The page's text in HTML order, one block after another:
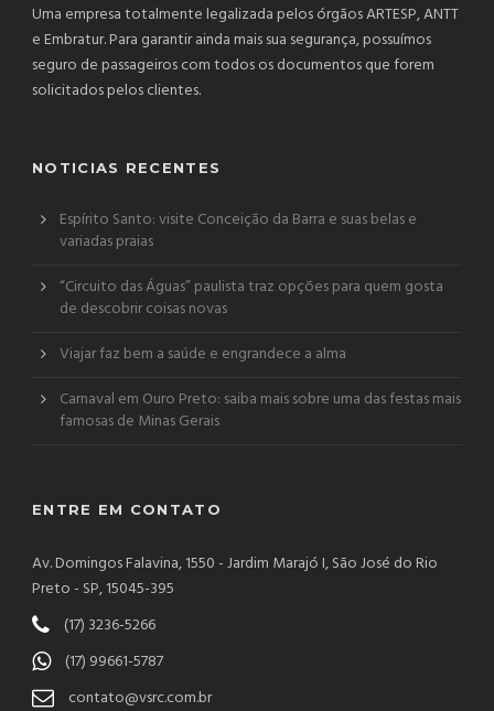
Uma empresa totalmente legalizada pelos órgãos ARTESP, ANTT
e Embratur. Para garantir ainda mais sua segurança, possuímos
seguro de passageiros com todos os documentos que forem
solicitados pelos clientes.
NOTICIAS RECENTES
Espírito Santo: visite Conceição da Barra e suas belas e
variadas praias
“Circuito das Águas” paulista traz opções para quem gosta
de descobrir coisas novas
Viajar faz bem a saúde e engrandece a alma
Carnaval em Ouro Preto: saiba mais sobre uma das festas mais
famosas de Minas Gerais
ENTRE EM CONTATO
Av. Domingos Falavina, 1550 - Jardim Marajó I, São José do Rio
Preto - SP, 15045-395
(17) 3236-5266
(17) 99661-5787
contato@vsrc.com.br